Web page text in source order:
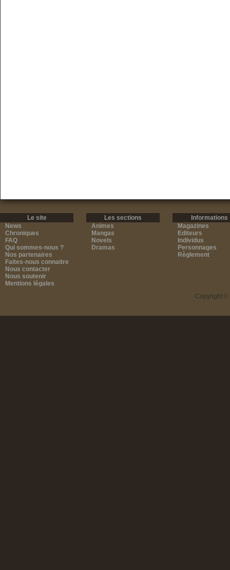
Le site
News
Chroniques
FAQ
Qui sommes-nous ?
Nos partenaires
Faites-nous connaitre
Nous contacter
Nous soutenir
Mentions légales
Les sections
Animes
Mangas
Novels
Dramas
Informations
Magazines
Editeurs
Individus
Personnages
Règlement
Copyright ©